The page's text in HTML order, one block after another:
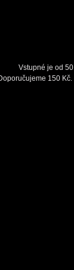
Vstupné je od
150